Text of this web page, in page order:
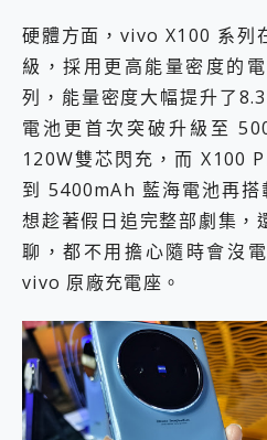
硬體方面，vivo X100 系列
級，採用更高能量密度的
列，能量密度大幅提升了
電池更首次突破升級至
120W雙芯閃充，而 X100
到 5400mAh 藍海電池再
想趁著假日追完整部劇集，
聊，都不用擔心隨時會沒
vivo 原廠充電座。